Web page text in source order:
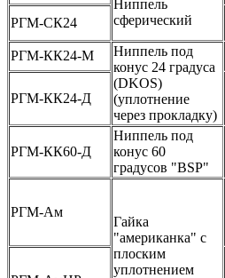
Ниппель
сферический
РГМ-СК24
РГМ-КК24-М
Ниппель под
конус 24 градуса
(DKOS)
(уплотнение
через прокладку)
РГМ-КК24-Д
РГМ-КК60-Д
Ниппель под
конус 60
градусов "BSP"
РГМ-Ам
Гайка
"американка" с
плоским
уплотнением